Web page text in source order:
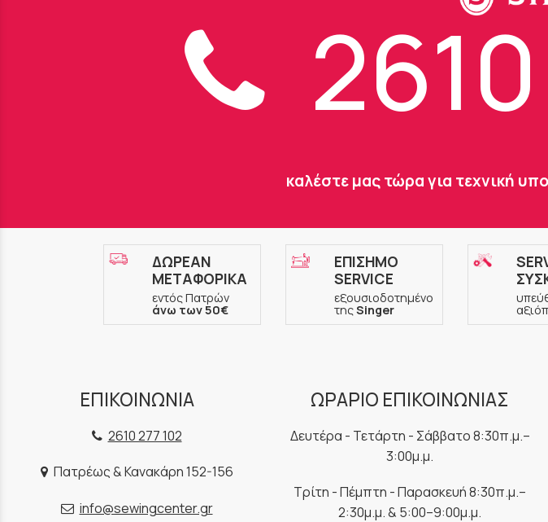
καλέστε μας τώρα για τεχνική
ΔΩΡΕΑΝ
ΜΕΤΑΦΟΡΙΚΑ
εντός Πατρών
άνω των 50€
ΕΠΙΣΗΜΟ
SERVICE
εξουσιοδοτημένο
τηςSinger
ΕΠΙΚΟΙΝΩΝΙΑ
2610 277 102
Πατρέως & Κανακάρη 152-156
info@sewingcenter.gr
ΩΡΑΡΙΟ ΕΠΙΚΟΙΝΩΝΙΑΣ
Δευτέρα - Τετάρτη - Σάββατο 8:30π.μ.–
3:00μ.μ.
Τρίτη - Πέμπτη - Παρασκευή 8:30π.μ.–
2:30μ.μ. & 5:00–9:00μ.μ.